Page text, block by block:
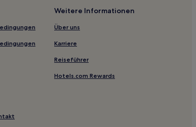
Weitere Informationen
Über uns
Karriere
Reiseführer
Hotels.com Rewards